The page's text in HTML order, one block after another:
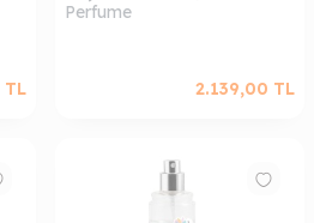
TL
Perfume
2.139,00 TL